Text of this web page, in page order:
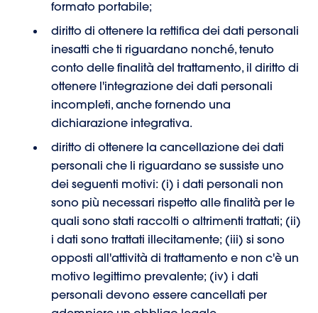
formato portabile;
diritto di ottenere la rettifica dei dati personali
inesatti che ti riguardano nonché, tenuto
conto delle finalità del trattamento, il diritto di
ottenere l'integrazione dei dati personali
incompleti, anche fornendo una
dichiarazione integrativa.
diritto di ottenere la cancellazione dei dati
personali che li riguardano se sussiste uno
dei seguenti motivi: (i) i dati personali non
sono più necessari rispetto alle finalità per le
quali sono stati raccolti o altrimenti trattati; (ii)
i dati sono trattati illecitamente; (iii) si sono
opposti all'attività di trattamento e non c'è un
motivo legittimo prevalente; (iv) i dati
personali devono essere cancellati per